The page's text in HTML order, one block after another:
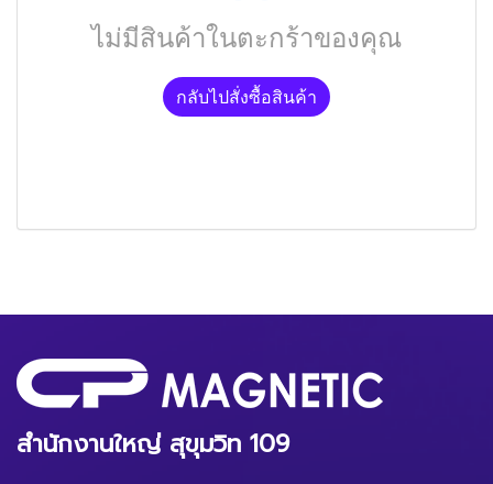
ไม่มีสินค้าในตะกร้าของคุณ
กลับไปสั่งซื้อสินค้า
สำนักงานใหญ่ สุขุมวิท 109